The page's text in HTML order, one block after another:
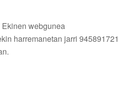
webgunea
harremanetan jarri 945891721